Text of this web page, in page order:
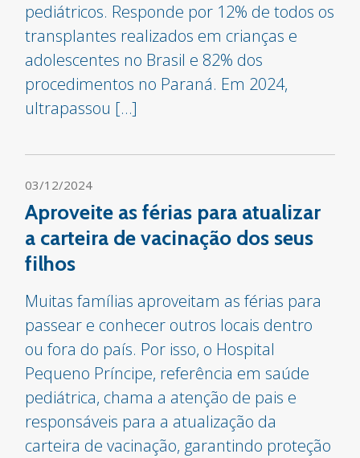
pediátricos. Responde por 12% de todos os
transplantes realizados em crianças e
adolescentes no Brasil e 82% dos
procedimentos no Paraná. Em 2024,
ultrapassou […]
03/12/2024
Aproveite as férias para atualizar
a carteira de vacinação dos seus
filhos
Muitas famílias aproveitam as férias para
passear e conhecer outros locais dentro
ou fora do país. Por isso, o Hospital
Pequeno Príncipe, referência em saúde
pediátrica, chama a atenção de pais e
responsáveis para a atualização da
carteira de vacinação, garantindo proteção